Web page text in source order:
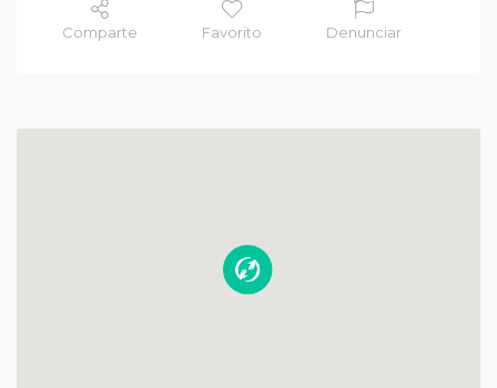
Comparte Favorito Denunciar